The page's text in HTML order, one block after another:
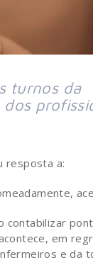
turnos da
resposta a:
contabilizar
em
e da